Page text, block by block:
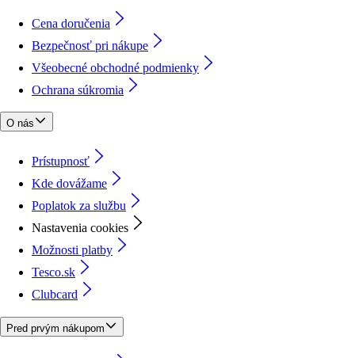
Cena doručenia
Bezpečnosť pri nákupe
Všeobecné obchodné podmienky
Ochrana súkromia
O nás
Prístupnosť
Kde dovážame
Poplatok za službu
Nastavenia cookies
Možnosti platby
Tesco.sk
Clubcard
Pred prvým nákupom